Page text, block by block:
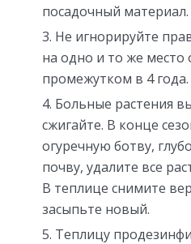
посадочный материал.
Не игнорируйте
на одно и то же место
промежутком в 4 года.
Больные растения
сжигайте. В конце
огуречную ботву,
почву, удалите все
В теплице снимите
засыпьте новый.
Теплицу